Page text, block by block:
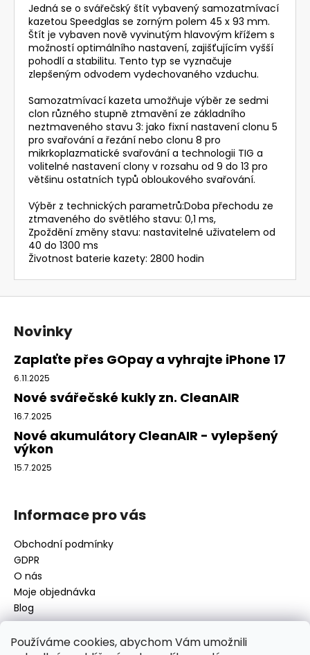
Používáme cookies, abychom Vám umožnili
Jedná se o svářečský štít vybavený samozatmívací
kazetou Speedglas se zorným polem 45 x 93 mm.
Štít je vybaven nově vyvinutým hlavovým křížem s
možností optimálního nastavení, zajišťujícím vyšší
pohodlí a stabilitu. Tento typ se vyznačuje
zlepšeným odvodem vydechovaného vzduchu.
Samozatmívací kazeta umožňuje výběr ze sedmi
clon různého stupně ztmavění ze základního
neztmaveného stavu 3: jako fixní nastavení clonu 5
pro svařování a řezání nebo clonu 8 pro
mikrkoplazmatické svařování a technologii TIG a
volitelné nastavení clony v rozsahu od 9 do 13 pro
většinu ostatních typů obloukového svařování.
Výběr z technických parametrů:Doba přechodu ze
ztmaveného do světlého stavu: 0,1 ms,
Zpoždění změny stavu: nastavitelné uživatelem od
40 do 1300 ms
Životnost baterie kazety: 2800 hodin
Z
Novinky
Zaplaťte přes GOpay a vyhrajte iPhone 17
6.11.2025
Nové svářečské kukly zn. CleanAIR
16.7.2025
Nové akumulátory CleanAIR - vylepšený
výkon
15.7.2025
Informace pro vás
Obchodní podmínky
GDPR
O nás
Moje objednávka
Blog